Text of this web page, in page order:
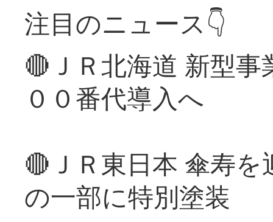
注目のニュース👇
🔴ＪＲ北海道 新型
００番代導入へ
🔴ＪＲ東日本 傘寿
の一部に特別塗装